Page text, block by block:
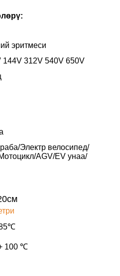
эритмеси
144V 312V 540V 650V
Электр велосипед/
AGV/EV унаа/
100 ℃